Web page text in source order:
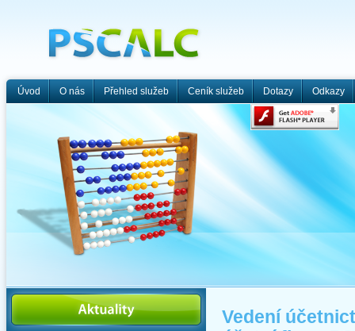
Vedení
Úvod O nás Přehled služeb Ceník služeb Dotazy Odkazy